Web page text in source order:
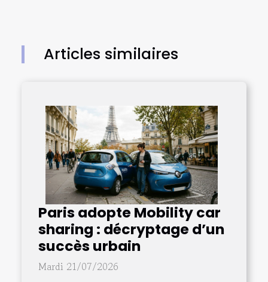
Articles similaires
Paris adopte Mobility car
sharing : décryptage d’un
succès urbain
Mardi 21/07/2026